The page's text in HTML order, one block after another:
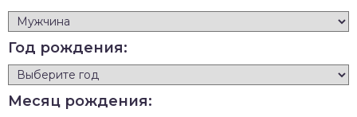
Год рождения:
Месяц рождения: